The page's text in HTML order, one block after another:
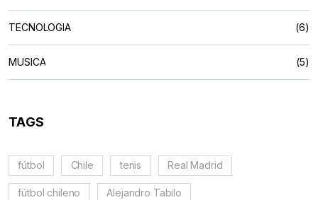
TECNOLOGIA (6)
MUSICA (5)
TAGS
fútbol Chile tenis Real Madrid
fútbol chileno Alejandro Tabilo